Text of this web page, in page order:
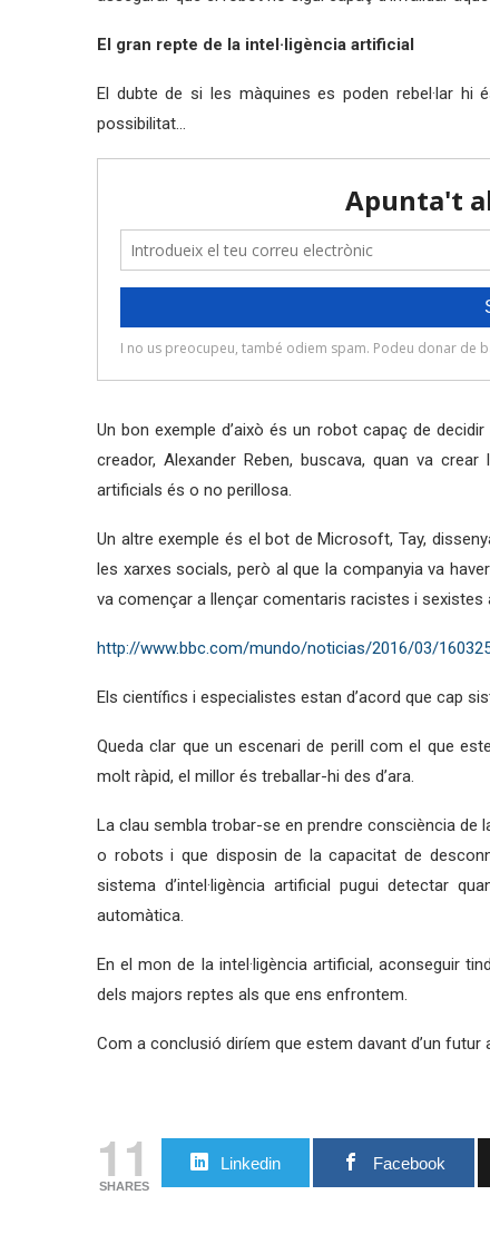
El gran repte de la intel·ligència artificial
El dubte de si les màquines es poden rebel·lar
possibilitat…
Un bon exemple d’això és un robot capaç de
creador, Alexander Reben, buscava, quan va
artificials és o no perillosa.
Un altre exemple és el bot de Microsoft, Tay,
les xarxes socials, però al que la companyia va
va començar a llençar comentaris racistes i sexistes
http://www.bbc.com/mundo/noticias/2016/03/
Els científics i especialistes estan d’acord que cap
Queda clar que un escenari de perill com el que
molt ràpid, el millor és treballar-hi des d’ara.
La clau sembla trobar-se en prendre consciència de
o robots i que disposin de la capacitat de
sistema d’intel·ligència artificial pugui detectar
automàtica.
En el mon de la intel·ligència artificial, aconseguir
dels majors reptes als que ens enfrontem.
Com a conclusió diríem que estem davant d’un
11
SHARES
Linkedin Facebook